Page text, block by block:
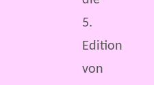
5.
Edition
von